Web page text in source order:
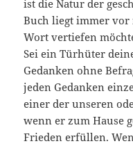
ist die Natur der
Buch liegt immer
Wort vertiefen
Sei ein Türhüter
Gedanken ohne
jeden Gedanken
einer der unseren
wenn er zum Hause
Frieden erfüllen.